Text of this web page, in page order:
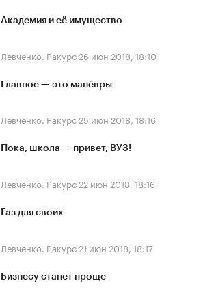
Академия и её имущество
Левченко. Ракурс 26 июн 2018, 18:10
Главное — это манёвры
Левченко. Ракурс 25 июн 2018, 18:16
Пока, школа — привет, ВУЗ!
Левченко. Ракурс 22 июн 2018, 18:16
Газ для своих
Левченко. Ракурс 21 июн 2018, 18:17
Бизнесу станет проще